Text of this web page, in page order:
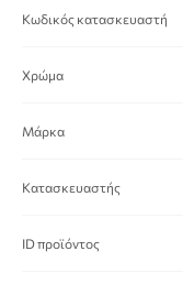
Κωδικός κατασκευαστή
Χρώμα
Μάρκα
Κατασκευαστής
ID προϊόντος